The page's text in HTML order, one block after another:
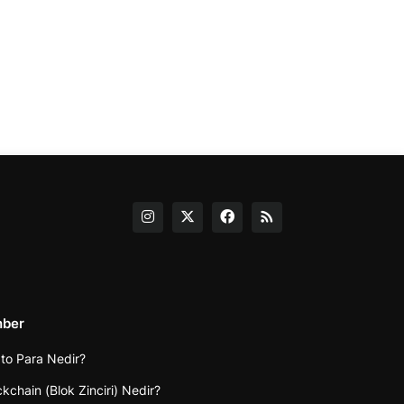
Para Nedir?
(Blok Zinciri) Nedir?